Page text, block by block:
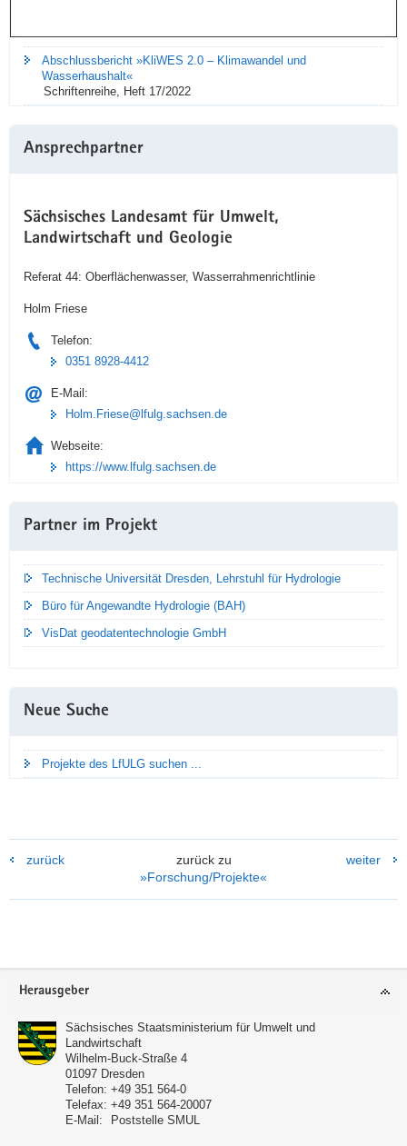
Abschlussbericht »KliWES 2.0 – Klimawandel und
Wasserhaushalt«
Schriftenreihe, Heft 17/2022
Ansprechpartner
Sächsisches Landesamt für Umwelt,
Landwirtschaft und Geologie
Referat 44: Oberflächenwasser, Wasserrahmenrichtlinie
Holm Friese
Telefon:
0351 8928-4412
E-Mail:
Holm.Friese@lfulg.sachsen.de
Webseite:
https://www.lfulg.sachsen.de
Partner im Projekt
Technische Universität Dresden, Lehrstuhl für Hydrologie
Büro für Angewandte Hydrologie (BAH)
VisDat geodatentechnologie GmbH
Neue Suche
Projekte des LfULG suchen ...
zurück
zurück zu
»Forschung/Projekte«
weiter
Footer-
Herausgeber
Sächsisches Staatsministerium für Umwelt und
Landwirtschaft
Wilhelm-Buck-Straße 4
01097 Dresden
Telefon: +49 351 564-0
Telefax: +49 351 564-20007
E-Mail:
Poststelle SMUL